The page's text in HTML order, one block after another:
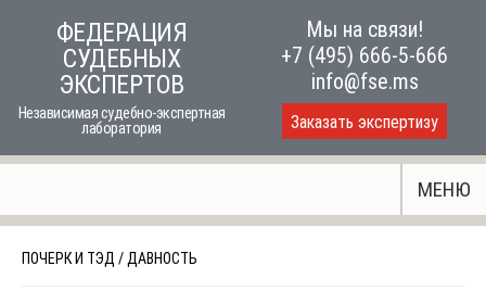
ФЕДЕРАЦИЯ
СУДЕБНЫХ
ЭКСПЕРТОВ
Независимая судебно-экспертная
лаборатория
Мы на связи!
+7 (495) 666-5-666
info@fse.ms
Заказать экспертизу
МЕНЮ
ПОЧЕРК И ТЭД /ДАВНОСТЬ